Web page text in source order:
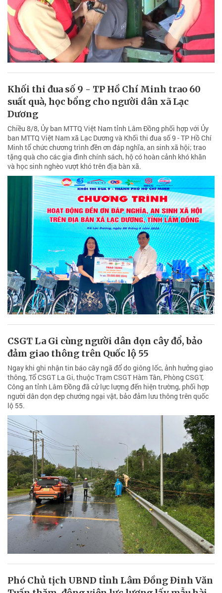
Khối thi đua số 9 - TP Hồ Chí Minh trao 60
suất quà, học bổng cho người dân xã Lạc
Dương
Chiều 8/8, Ủy ban MTTQ Việt Nam tỉnh Lâm Đồng phối hợp với Ủy
ban MTTQ Việt Nam xã Lạc Dương và Khối thi đua số 9 - TP Hồ Chí
Minh tổ chức chương trình đền ơn đáp nghĩa, an sinh xã hội; trao
tặng quà cho các gia đình chính sách, hộ có hoàn cảnh khó khăn
và học sinh nghèo vượt khó trên địa bàn xã.
CSGT La Gi cùng người dân dọn cây đổ, bảo
đảm giao thông trên Quốc lộ 55
Ngay khi ghi nhận tin báo cây ngã đổ do giông lốc, ảnh hưởng giao
thông, Tổ CSGT La Gi, thuộc Trạm CSGT Hàm Tân, Phòng CSGT,
Công an tỉnh Lâm Đồng đã cử lực lượng đến hiện trường, phối hợp
người dân dọn dẹp chướng ngại vật, bảo đảm lưu thông trên quốc
lộ 55.
Phó Chủ tịch UBND tỉnh Lâm Đồng Đinh Văn